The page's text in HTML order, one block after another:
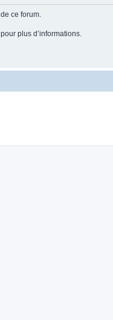
de ce forum.
pour plus d’informations.